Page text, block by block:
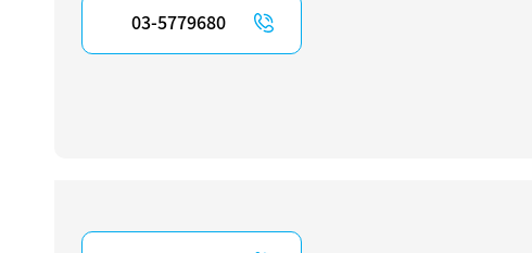
03-5779680